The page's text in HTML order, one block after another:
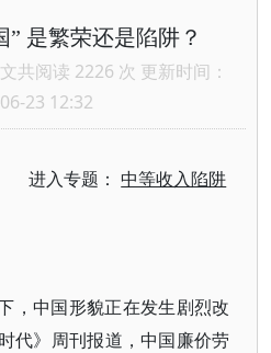
” 是繁荣还是陷阱？
共阅读 2226 次 更新时间：
23 12:32
进入专题：中等收入陷阱
，中国形貌正在发生剧烈改
代》周刊报道，中国廉价劳